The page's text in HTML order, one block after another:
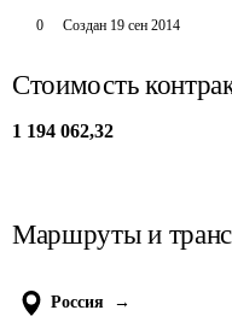
0 Создан 19 сен 2014
Стоимость
1 194 062,32
Маршруты и
Россия
→